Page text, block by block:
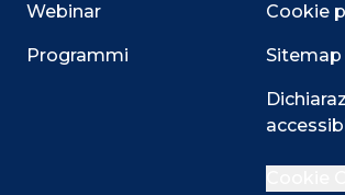
Webinar
Programmi
Cookie
Sitemap